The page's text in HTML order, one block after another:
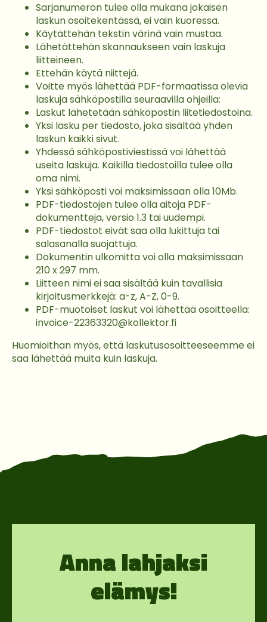
Sarjanumeron tulee olla mukana jokaisen
laskun osoitekentässä, ei vain kuoressa.
Käytättehän tekstin värinä vain mustaa.
Lähetättehän skannaukseen vain laskuja
liitteineen.
Ettehän käytä niittejä.
Voitte myös lähettää PDF-formaatissa olevia
laskuja sähköpostilla seuraavilla ohjeilla:
Laskut lähetetään sähköpostin liitetiedostoina.
Yksi lasku per tiedosto, joka sisältää yhden
laskun kaikki sivut.
Yhdessä sähköpostiviestissä voi lähettää
useita laskuja. Kaikilla tiedostoilla tulee olla
oma nimi.
Yksi sähköposti voi maksimissaan olla 10Mb.
PDF-tiedostojen tulee olla aitoja PDF-
dokumentteja, versio 1.3 tai uudempi.
PDF-tiedostot eivät saa olla lukittuja tai
salasanalla suojattuja.
Dokumentin ulkomitta voi olla maksimissaan
210 x 297 mm.
Liitteen nimi ei saa sisältää kuin tavallisia
kirjoitusmerkkejä: a-z, A-Z, 0-9.
PDF-muotoiset laskut voi lähettää osoitteella:
invoice-22363320@kollektor.fi
Huomioithan myös, että laskutusosoitteeseemme ei
saa lähettää muita kuin laskuja.
Anna lahjaksi
elämys!